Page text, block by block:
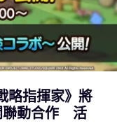
略指揮家》將
聯動合作 活